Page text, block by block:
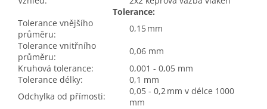
Tolerance:
Tolerance vnějšího
průměru:
0,15 mm
Tolerance vnitřního
průměru:
0,06 mm
Kruhová tolerance:
0,001 - 0,05 mm
Tolerance délky:
0,1 mm
Odchylka od přímosti:
0,05 - 0,2 mm v délce 1000
mm